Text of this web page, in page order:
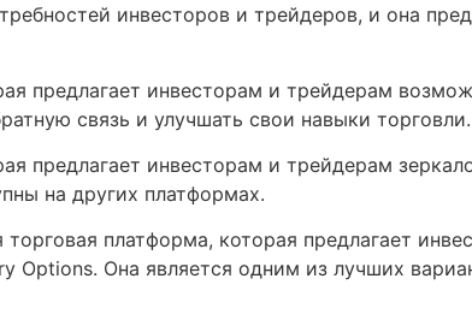
инвесторов и трейдеров, и она
предлагает инвесторам и трейдерам
связь и улучшать свои навыки торговли.
предлагает инвесторам и трейдерам
на других платформах.
платформа, которая предлагает
Options. Она является одним из лучших